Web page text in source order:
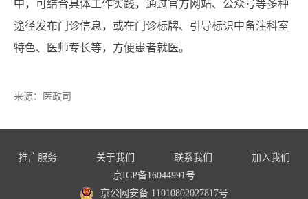
中，可结合具体工作实践，通过官方网站、公众号等多种
途径发布门诊信息，或在门诊标牌、引导标识中备注科室
特色、医师专长等，方便患者就医。
来源： 医政司
推广服务 关于我们 联系我们
加入我们
京ICP备16044991号
京公网安备 11010802027817号